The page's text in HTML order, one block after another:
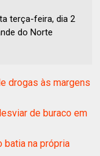
terça-feira, dia 2
do Norte
drogas às margens
de buraco em
batia na própria